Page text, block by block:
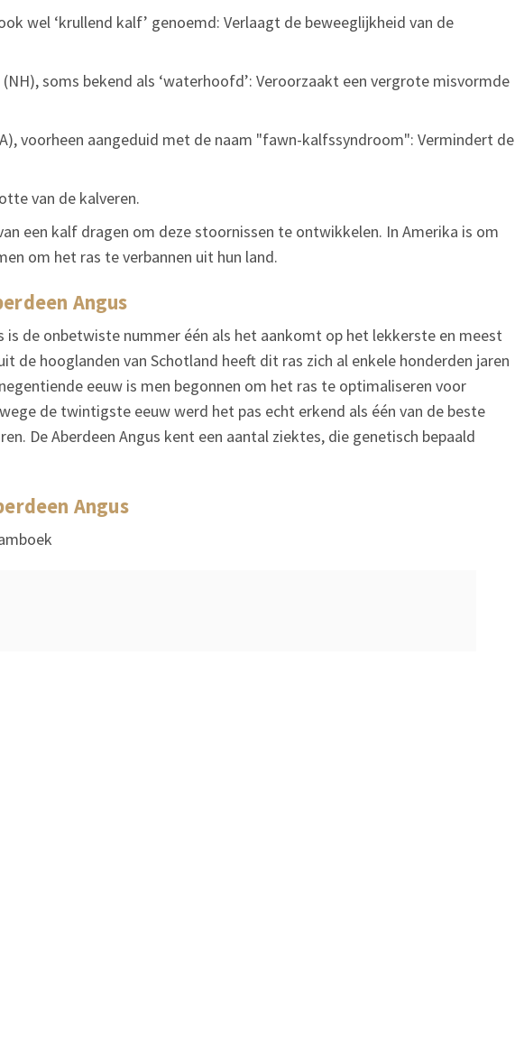
wel ‘krullend kalf’ genoemd: Verlaagt de beweeglijkheid van de
soms bekend als ‘waterhoofd’: Veroorzaakt een vergrote misvormde
voorheen aangeduid met de naam "fawn-kalfssyndroom": Vermindert de
van de kalveren.
een kalf dragen om deze stoornissen te ontwikkelen. In Amerika is om
om het ras te verbannen uit hun land.
Angus
is de onbetwiste nummer één als het aankomt op het lekkerste en meest
de hooglanden van Schotland heeft dit ras zich al enkele honderden jaren
eeuw is men begonnen om het ras te optimaliseren voor
de twintigste eeuw werd het pas echt erkend als één van de beste
De Aberdeen Angus kent een aantal ziektes, die genetisch bepaald
Angus